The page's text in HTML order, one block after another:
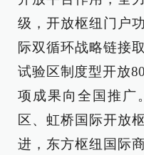
级，开放枢纽门户
际双循环战略链接
试验区制度型开放
项成果向全国推广
区、虹桥国际开放
进，东方枢纽国际